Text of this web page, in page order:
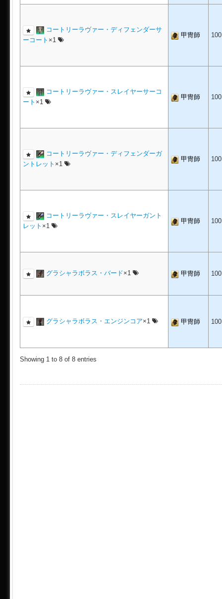
コートリーラヴァー・ディフェンダーサ
ーコート ×1
甲冑師
コートリーラヴァー・スレイヤーサーコ
ート ×1
甲冑師
コートリーラヴァー・ディフェンダーガ
ントレット ×1
甲冑師
コートリーラヴァー・スレイヤーガント
レット ×1
甲冑師
グラシャラボラス・バード×1 甲冑師
グラシャラボラス・エンジンコア×1 甲冑師
Showing 1 to 8 of 8 entries